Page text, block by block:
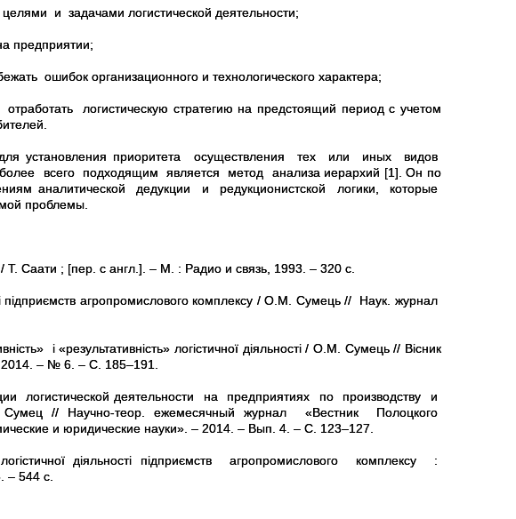
и задачами логистической деятельности;
предприятии;
ошибок организационного и технологического характера;
логистическую стратегию на предстоящий период с учетом
для установления приоритета осуществления тех или иных видов
более всего подходящим является метод анализа иерархий [1]. Он по
аналитической дедукции и редукционистской логики, которые
проблемы.
Саати ; [пер. с англ.]. – М. : Радио и связь, 1993. – 320 с.
підприємств агропромислового комплексу / О.М. Сумець // Наук. журнал
і «результативність» логістичної діяльності / О.М. Сумець // Вісник
2014. – № 6. – С. 185–191.
деятельности на предприятиях по производству и
Сумец // Научно-теор. ежемесячный журнал «Вестник Полоцкого
и юридические науки». – 2014. – Вып. 4. – С. 123–127.
діяльності підприємств агропромислового комплексу :
– 544 с.